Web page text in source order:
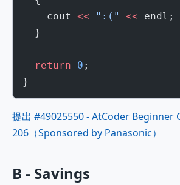
    cout
<< ":(" << endl;
  }
  return
0 ;
}
提出 #49025550 - AtCoder Beginner
206（Sponsored by Panasonic）
B - Savings